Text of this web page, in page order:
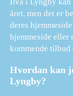
året, men det er
deres
hjemmeside eller
kommende tilbud
Hvordan kan
Lyngby?